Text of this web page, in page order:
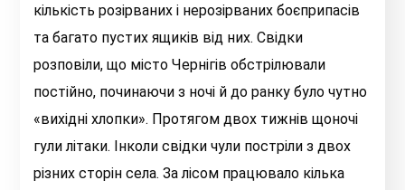
кількість розірваних і нерозірваних боєприпасів
та багато пустих ящиків від них. Свідки
розповіли, що місто Чернігів обстрілювали
постійно, починаючи з ночі й до ранку було чутно
«вихідні хлопки». Протягом двох тижнів щоночі
гули літаки. Інколи свідки чули постріли з двох
різних сторін села. За лісом працювало кілька